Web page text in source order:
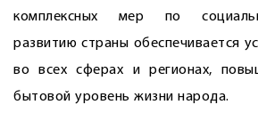
комплексных мер по
развитию страны обеспечивается
во всех сферах и регионах,
бытовой уровень жизни народа.